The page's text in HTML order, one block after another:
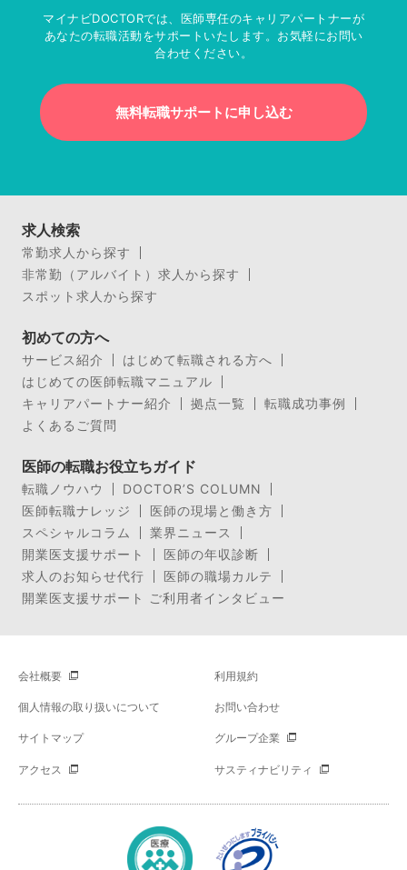
マイナビDOCTORでは、医師専任のキャリアパートナーが
あなたの転職活動をサポートいたします。お気軽にお問い
合わせください。
無料転職サポートに申し込む
求人検索
常勤求人から探す
非常勤（アルバイト）求人から探す
スポット求人から探す
初めての方へ
サービス紹介
はじめて転職される方へ
はじめての医師転職マニュアル
キャリアパートナー紹介
拠点一覧
転職成功事例
よくあるご質問
医師の転職お役立ちガイド
転職ノウハウ
DOCTOR’S COLUMN
医師転職ナレッジ
医師の現場と働き方
スペシャルコラム
業界ニュース
開業医支援サポート
医師の年収診断
求人のお知らせ代行
医師の職場カルテ
開業医支援サポート ご利用者インタビュー
会社概要 利用規約
個人情報の取り扱いについて お問い合わせ
サイトマップ グループ企業
アクセス サスティナビリティ